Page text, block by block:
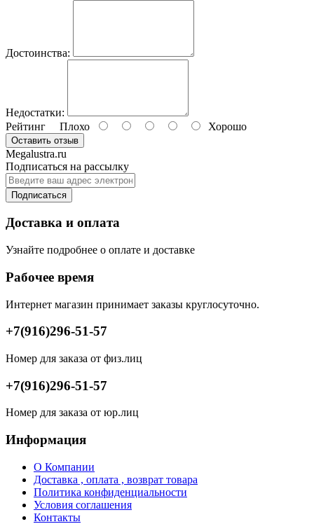
Достоинства:
Недостатки:
Рейтинг Плохо Хорошо
Оставить отзыв
Megalustra.ru
Подписаться на рассылку
Подписаться
Доставка и оплата
Узнайте подробнее о оплате и доставке
Рабочее время
Интернет магазин принимает заказы круглосуточно.
+7(916)296-51-57
Номер для заказа от физ.лиц
+7(916)296-51-57
Номер для заказа от юр.лиц
Информация
О Компании
Доставка , оплата , возврат товара
Политика конфиденциальности
Условия соглашения
Контакты